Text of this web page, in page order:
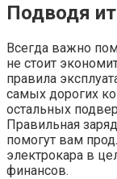
Подводя
Всегда важно
не стоит
правила
самых дорогих
остальных
Правильная
помогут вам
электрокара в
финансов.